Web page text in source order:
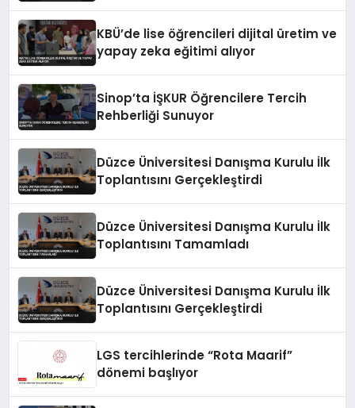
KBÜ’de lise öğrencileri dijital üretim ve
yapay zeka eğitimi alıyor
Sinop’ta İŞKUR Öğrencilere Tercih
Rehberliği Sunuyor
Düzce Üniversitesi Danışma Kurulu İlk
Toplantısını Gerçekleştirdi
Düzce Üniversitesi Danışma Kurulu İlk
Toplantısını Tamamladı
Düzce Üniversitesi Danışma Kurulu İlk
Toplantısını Gerçekleştirdi
LGS tercihlerinde “Rota Maarif”
dönemi başlıyor